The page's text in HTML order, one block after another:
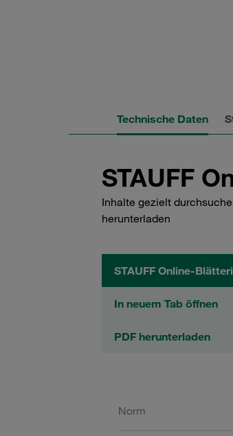
Technische Daten
STAUFF
Inhalte gezielt
herunterladen
STAUFF Online-
In neuem Tab öffnen
PDF herunterladen
Norm